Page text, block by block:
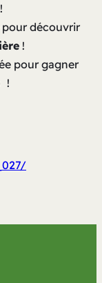
découvrir
!
pour gagner
!